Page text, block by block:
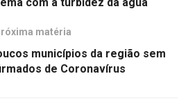
matéria
municípios da região sem
de Coronavírus